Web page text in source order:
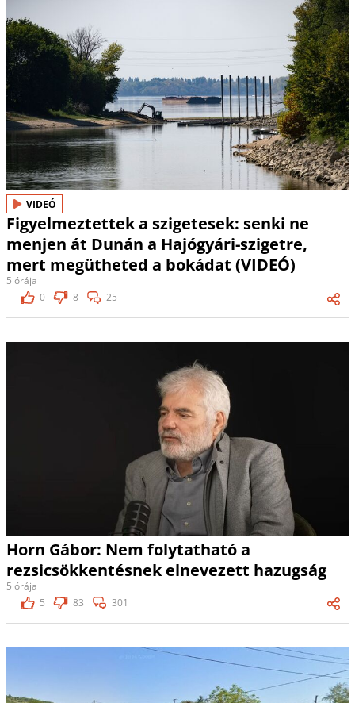
VIDEÓ
Figyelmeztettek a szigetesek: senki ne
menjen át Dunán a Hajógyári-szigetre,
mert megütheted a bokádat (VIDEÓ)
5 órája
0
8 25
Horn Gábor: Nem folytatható a
rezsicsökkentésnek elnevezett hazugság
5 órája
5
83 301